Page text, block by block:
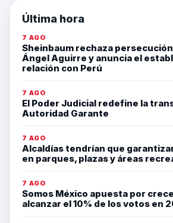
Última hora
7 AGO
Sheinbaum rechaza
Ángel Aguirre y anuncia el
relación con Perú
7 AGO
El Poder Judicial redefine la
Autoridad Garante
7 AGO
Alcaldías tendrían que
en parques, plazas y áreas
7 AGO
Somos México apuesta por
alcanzar el 10% de los votos en